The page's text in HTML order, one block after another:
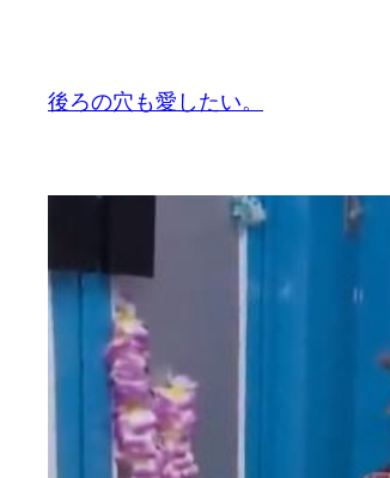
後ろの穴も愛したい。